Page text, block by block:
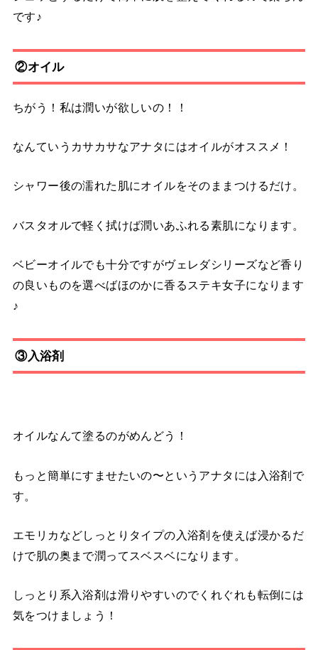
です♪
②オイル
ちがう！私は潤いが欲しいの！！
なんていうカサカサなアナタにはオイルがオススメ！
シャワー後の濡れた肌にオイルをそのままつけるだけ。
バスタオルで軽く拭けば潤いあふれる素肌になります。
ベビーオイルでも十分ですがヴェレダシリーズなど香り
の良いものを選べばほのかに香るステキ女子になります
♪
③入浴剤
オイルなんて塗るのがめんどう！
もっと簡単にすませたいの〜というアナタには入浴剤で
す。
エモリカなどしっとりタイプの入浴剤を使えば浸かるだ
けで肌の奥まで潤ってスベスベになります。
しっとり系入浴剤は滑りやすいのでくれぐれも転倒には
気をつけましょう！